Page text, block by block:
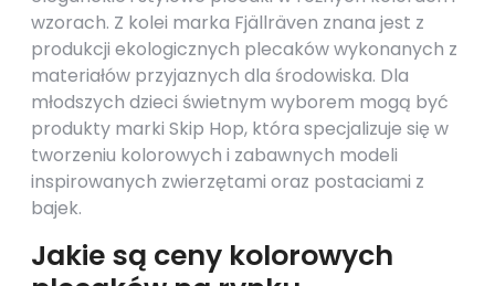
wzorach. Z kolei marka Fjällräven znana jest z
produkcji ekologicznych plecaków wykonanych z
materiałów przyjaznych dla środowiska. Dla
młodszych dzieci świetnym wyborem mogą być
produkty marki Skip Hop, która specjalizuje się w
tworzeniu kolorowych i zabawnych modeli
inspirowanych zwierzętami oraz postaciami z
bajek.
Jakie są ceny kolorowych